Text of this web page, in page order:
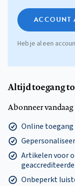
ACCOUNT
Heb je al een
Altijd toegang
Abonneer vandaag
Online
Artikelen voor
Onbeperkt